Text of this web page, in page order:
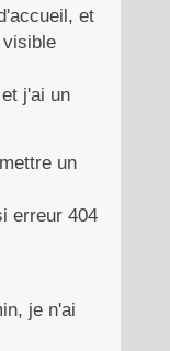
et
visible
j'ai un
un
erreur 404
je n'ai